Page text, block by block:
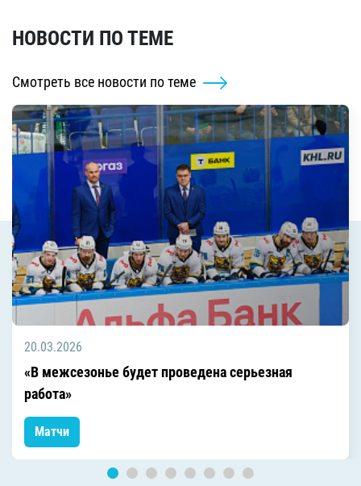
НОВОСТИ ПО ТЕМЕ
Смотреть все новости по теме
20.03.2026
«В межсезонье будет проведена серьезная
работа»
Матчи